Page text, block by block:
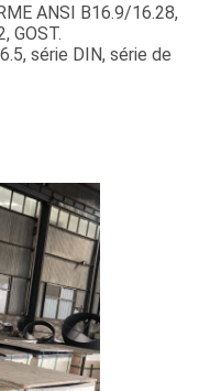
ANSI B16.9/16.28,
GOST.
série DIN, série de